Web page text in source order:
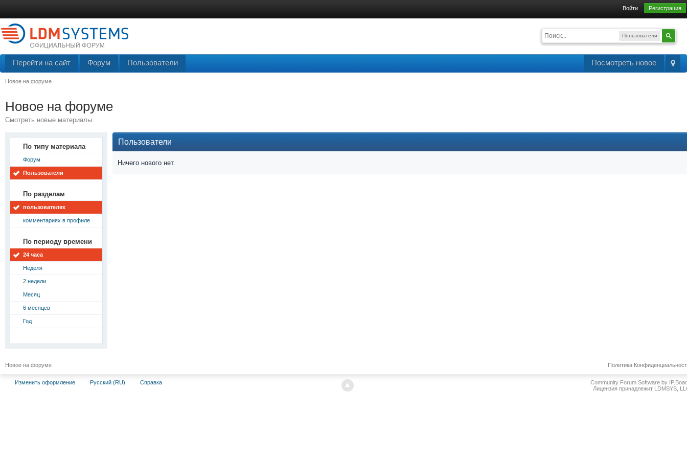
Войти Регистрация
Пользователи
Посмотреть новое
Перейти на сайт Форум Пользователи
Новое на форуме
Новое на форуме
Смотреть новые материалы
По типу материала
Форум
Пользователи
По разделам
пользователях
комментариях в профиле
По периоду времени
24 часа
Неделя
2 недели
Месяц
6 месяцев
Год
Пользователи
Ничего нового нет.
Новое на форуме Политика
Изменить оформление Русский (RU) Справка
Community Forum Software by
Лицензия принадлежит LDMSYS,